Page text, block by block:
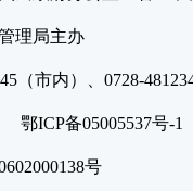
理局主办
（市内）、0728-
鄂ICP备05005537号
号